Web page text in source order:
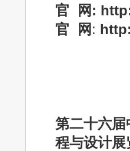
官
网 :
官
网 :
第二十六
程与设计展